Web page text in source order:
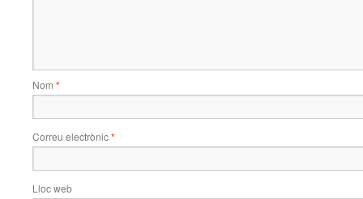
Nom *
Correu electrònic*
Lloc web